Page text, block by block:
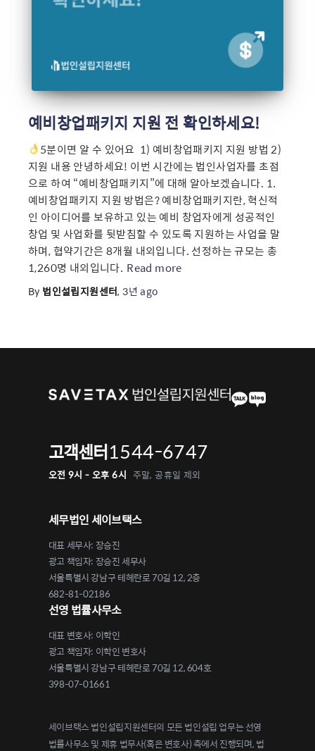
예비창업패키지 지원 전 확인하세요!
5분이면 알 수 있어요 ​ 1) 예비창업패키지 지원 방법 2)
지원 내용 안녕하세요! 이번 시간에는 법인사업자를 초점
으로 하여 “예비창업패키지”에 대해 알아보겠습니다. 1.
예비창업패키지 지원 방법은? 예비창업패키지란, 혁신적
인 아이디어를 보유하고 있는 예비 창업자에게 성공적인
창업 및 사업화를 뒷받침할 수 있도록 지원하는 사업을 말
하며, 협약기간은 8개월 내외입니다. 선정하는 규모는 총
1,260명 내외입니다. Read more
By 법인설립지원센터,3년 ago
고객센터1544-6747
오전 9시 - 오후 6시 주말, 공휴일 제외
세무법인 세이브택스
대표 세무사: 장승진
광고 책임자: 장승진 세무사
서울특별시 강남구 테헤란로 70길 12, 2층
682-81-02186
선영 법률사무소
대표 변호사: 이학인
광고 책임자: 이학인 변호사
서울특별시 강남구 테헤란로 70길 12, 604호
398-07-01661
세이브택스 법인설립지원센터의 모든 법인설립 업무는 선영
법률사무소 및 제휴 법무사(혹은 변호사) 측에서 진행되며, 법